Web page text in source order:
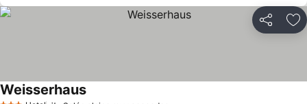
Compartir
WeisserhausVer precios